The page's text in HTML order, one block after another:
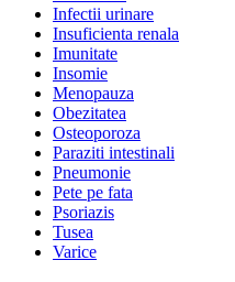
Infectii urinare
Insuficienta renala
Imunitate
Insomie
Menopauza
Obezitatea
Osteoporoza
Paraziti intestinali
Pneumonie
Pete pe fata
Psoriazis
Tusea
Varice